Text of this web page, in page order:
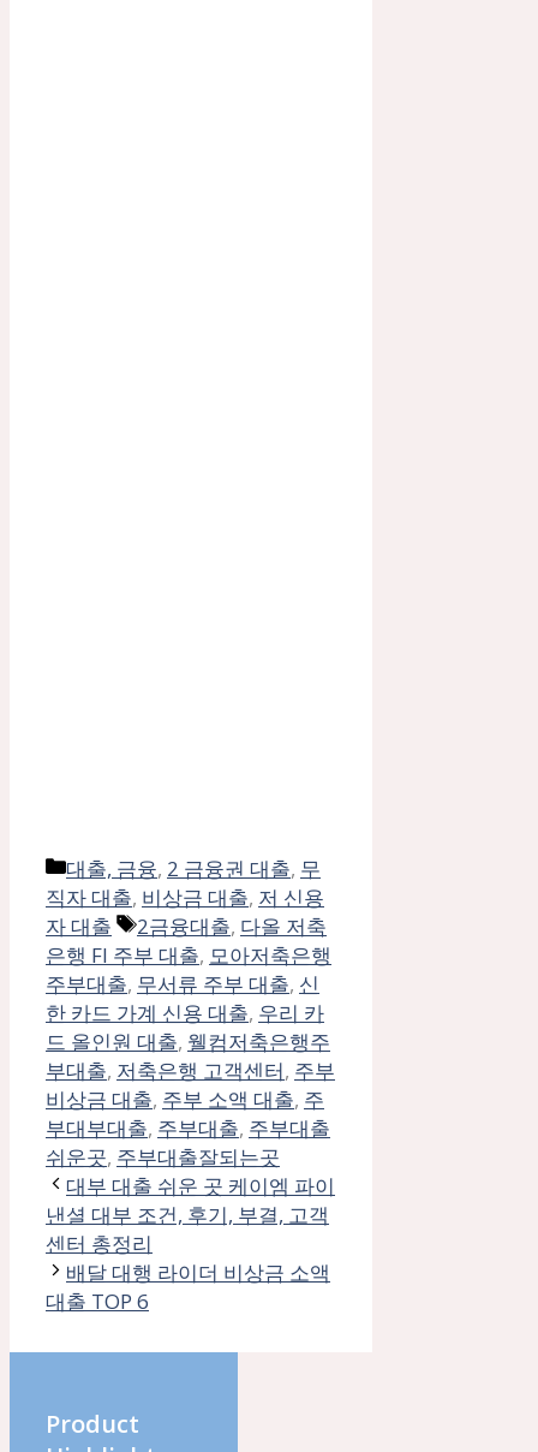
카
테
고
리
대출, 금융, 2 금융권 대출, 무
직자 대출, 비상금 대출, 저 신용
자 대출
태
그
2금융대출, 다올 저축
은행 FI 주부 대출, 모아저축은행
주부대출, 무서류 주부 대출, 신
한 카드 가계 신용 대출, 우리 카
드 올인원 대출, 웰컴저축은행주
부대출, 저축은행 고객센터, 주부
비상금 대출, 주부 소액 대출, 주
부대부대출, 주부대출, 주부대출
쉬운곳, 주부대출잘되는곳
대부 대출 쉬운 곳 케이엠 파이
낸셜 대부 조건, 후기, 부결, 고객
센터 총정리
배달 대행 라이더 비상금 소액
대출 TOP 6
Product